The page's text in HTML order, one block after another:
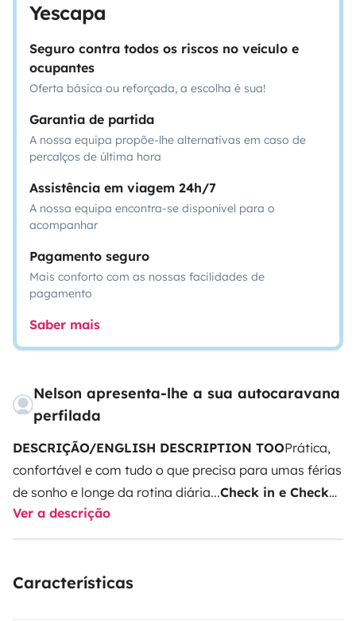
Yescapa
Seguro contra todos os riscos no veículo e
ocupantes
Oferta básica ou reforçada, a escolha é sua!
Garantia de partida
A nossa equipa propõe-lhe alternativas em caso de
percalços de última hora
Assistência em viagem 24h/7
A nossa equipa encontra-se disponível para o
acompanhar
Pagamento seguro
Mais conforto com as nossas facilidades de
pagamento
Saber mais
Nelson apresenta-lhe a sua autocaravana
perfilada
DESCRIÇÃO/ENGLISH DESCRIPTION TOOPrática,
confortável e com tudo o que precisa para umas férias
de sonho e longe da rotina diária...Check in e Check
Out:São Brás de Alportel, horário a
combinar.Características:Autocaravana familiar com
segurança, para dormir 2 camas sempre feitas com
Ver a descrição
Características